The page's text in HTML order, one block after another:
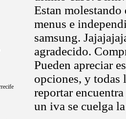
Estan molestando
menus e
samsung.
agradecido.
Pueden apreciar
opciones, y todas
reportar
un iva se cuelga